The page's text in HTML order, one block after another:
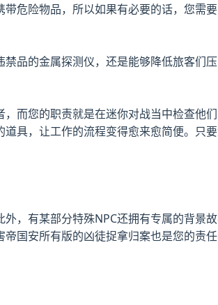
危险物品，所以如果有必要的话，您需
品的金属探测仪，还是能够降低旅客们
而您的职责就是在迷你对战当中检查他
具，让工作的流程变得愈来愈简便。只
，有某部分特殊NPC还拥有专属的背景
国安所有版的凶徒捉拿归案也是您的责任